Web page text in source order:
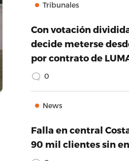
Tribunales
Con votación
decide meterse
por contrato de
0
News
Falla en central
90 mil clientes sin